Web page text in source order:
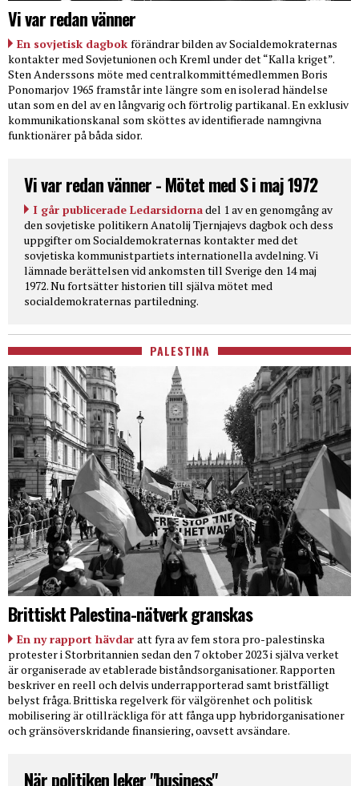
Vi var redan vänner
En sovjetisk dagbok förändrar bilden av Socialdemokraternas
kontakter med Sovjetunionen och Kreml under det “Kalla kriget”.
Sten Anderssons möte med centralkommittémedlemmen Boris
Ponomarjov 1965 framstår inte längre som en isolerad händelse
utan som en del av en långvarig och förtrolig partikanal. En exklusiv
kommunikationskanal som sköttes av identifierade namngivna
funktionärer på båda sidor.
Vi var redan vänner - Mötet med S i maj 1972
I går publicerade Ledarsidornadel 1 av en genomgång av
den sovjetiske politikern Anatolij Tjernjajevs dagbok och dess
uppgifter om Socialdemokraternas kontakter med det
sovjetiska kommunistpartiets internationella avdelning. Vi
lämnade berättelsen vid ankomsten till Sverige den 14 maj
1972. Nu fortsätter historien till själva mötet med
socialdemokraternas partiledning.
PALESTINA
Brittiskt Palestina-nätverk granskas
En ny rapport hävdar att fyra av fem stora pro-palestinska
protester i Storbritannien sedan den 7 oktober 2023 i själva verket
är organiserade av etablerade biståndsorganisationer. Rapporten
beskriver en reell och delvis underrapporterad samt bristfälligt
belyst fråga. Brittiska regelverk för välgörenhet och politisk
mobilisering är otillräckliga för att fånga upp hybridorganisationer
och gränsöverskridande finansiering, oavsett avsändare.
När politiken leker "business"